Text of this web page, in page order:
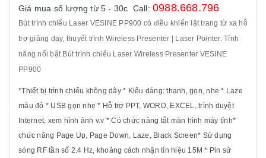
Giá mua số lượng từ 5 - 30c Call: 0988.668.796
Bút trình chiếu Laser VESINE PP900 có điều khiển lật trang từ xa hỗ
trợ giảng dạy, thuyết trình Wireless Presenter | Laser Pointer. Tính
năng nổi bật Bút trình chiếu Laser Wireless Presenter VESINE
PP900
*Thiết bị trình chiếu không dây * Kiểu dáng: thanh, gọn, nhẹ * Laze
màu đỏ * USB gọn nhẹ * Hỗ trợ PPT, WORD, EXCEL, trình duyệt
Internet, xem hình ảnh v.v * Có chức năng tắt màn hình máy tính*
chức năng Page Up, Page Down, Laze, Black Screen* Sử dụng
sóng RF tần số 2.4 Hz, khoảng cách nhận tín hiệu 15M * Pin sử